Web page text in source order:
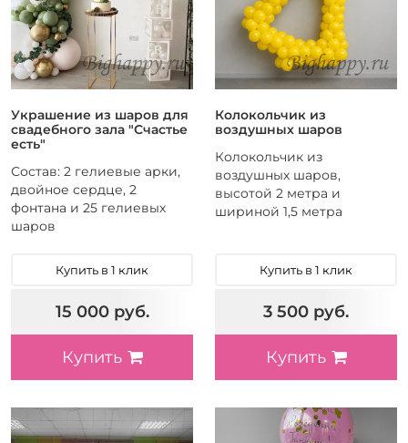
Украшение из шаров для
свадебного зала "Счастье
есть"
Состав: 2 гелиевые арки,
двойное сердце, 2
фонтана и 25 гелиевых
шаров
Купить в 1 клик
15 000 руб.
Купить
Колокольчик из
воздушных шаров
Колокольчик из
воздушных шаров,
высотой 2 метра и
шириной 1,5 метра
Купить в 1 клик
3 500 руб.
Купить